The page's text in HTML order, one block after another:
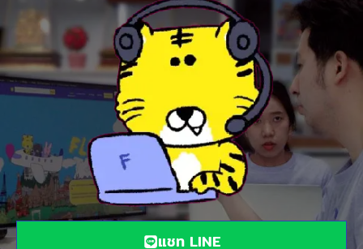
แชท LINE